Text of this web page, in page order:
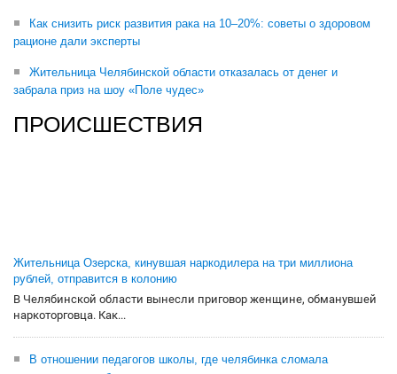
Как снизить риск развития рака на 10–20%: советы о здоровом
рационе дали эксперты
Жительница Челябинской области отказалась от денег и
забрала приз на шоу «Поле чудес»
ПРОИСШЕСТВИЯ
Жительница Озерска, кинувшая наркодилера на три миллиона
рублей, отправится в колонию
В Челябинской области вынесли приговор женщине, обманувшей
наркоторговца. Как...
В отношении педагогов школы, где челябинка сломала